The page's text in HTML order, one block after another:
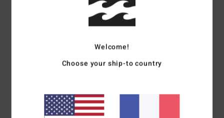
Details & caractéristiques
Code couleur
Matière :coton
col rond
Welcome!
Choose your ship-to country